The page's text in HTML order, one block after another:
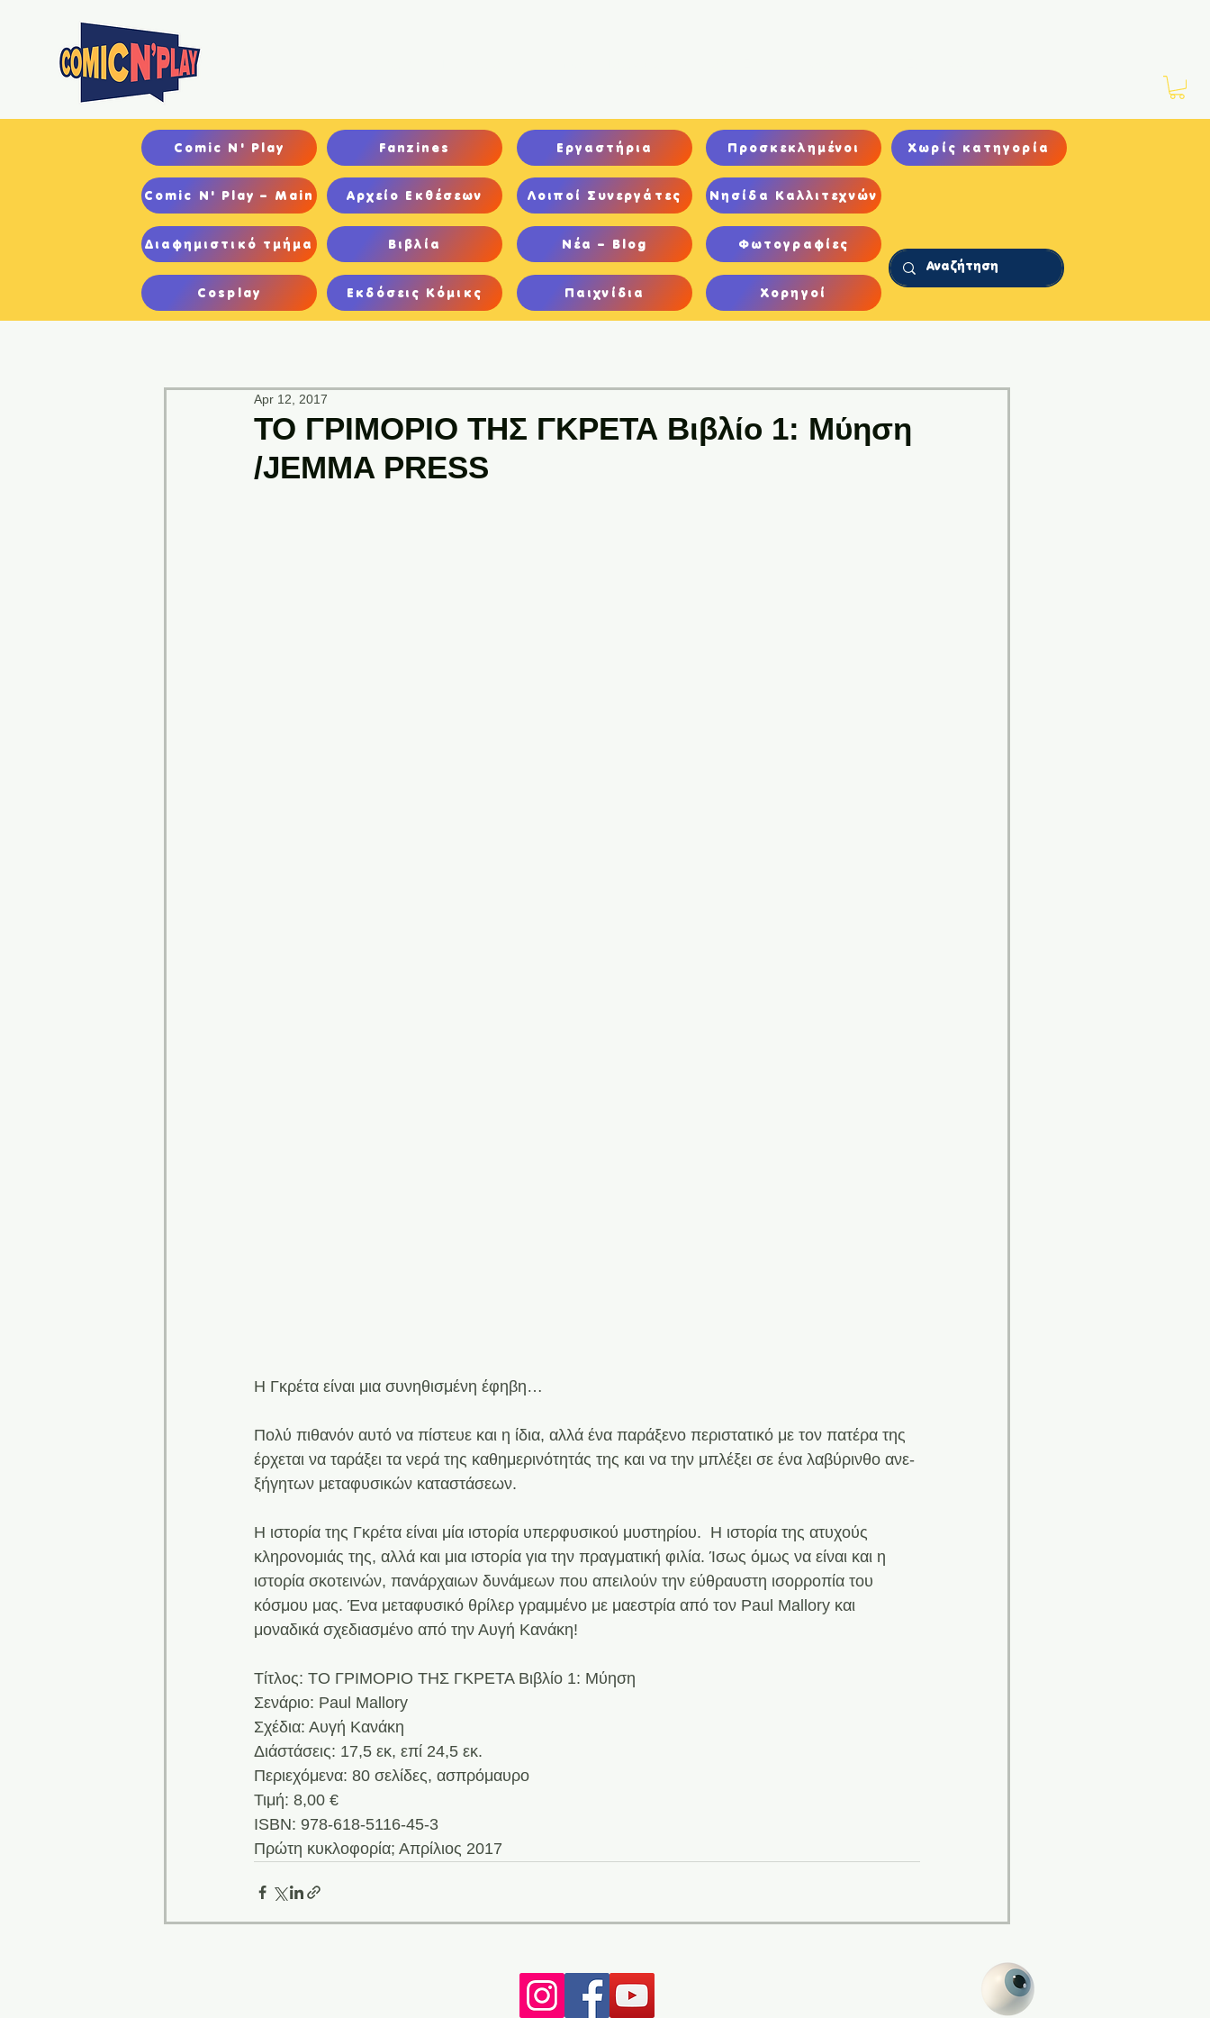
Comic N' Play Fanzines Εργαστήρια Προσκεκλημένοι Χωρίς κατηγορία
Comic N' Play – Main Αρχείο Εκθέσεων Λοιποί Συνεργάτες Νησίδα Καλλιτεχνών
Διαφημιστικό τμήμα Βιβλία
Cosplay Εκδόσεις Κόμικς
Νέα – Blog
Παιχνίδια
Φωτογραφίες
Χορηγοί
ΤΟ ΓΡΙΜΟΡΙΟ ΤΗΣ ΓΚΡΕΤΑ Βιβλίο 1: Μύηση
/JEMMA PRESS
Apr 12, 2017
Η Γκρέτα είναι μια συνηθισμένη έφηβη…
Πολύ πιθανόν αυτό να πίστευε και η ίδια, αλλά ένα παράξενο περιστατικό με τον πατέρα της
έρχεται να ταράξει τα νερά της καθημερινότητάς της και να την μπλέξει σε ένα λαβύρινθο ανε-
ξήγητων μεταφυσικών καταστάσεων.
Η ιστορία της Γκρέτα είναι μία ιστορία υπερφυσικού μυστηρίου.  Η ιστορία της ατυχούς
κληρονομιάς της, αλλά και μια ιστορία για την πραγματική φιλία. Ίσως όμως να είναι και η
ιστορία σκοτεινών, πανάρχαιων δυνάμεων που απειλούν την εύθραυστη ισορροπία του
κόσμου μας. Ένα μεταφυσικό θρίλερ γραμμένο με μαεστρία από τον Paul Mallory και
μοναδικά σχεδιασμένο από την Αυγή Κανάκη!
Τίτλος: ΤΟ ΓΡΙΜΟΡΙΟ ΤΗΣ ΓΚΡΕΤΑ Βιβλίο 1: Μύηση
Σενάριο: Paul Mallory
Σχέδια: Αυγή Κανάκη
Διάστάσεις: 17,5 εκ, επί 24,5 εκ.
Περιεχόμενα: 80 σελίδες, ασπρόμαυρο
Τιμή: 8,00 €
ISBN: 978-618-5116-45-3
Πρώτη κυκλοφορία; Απρίλιος 2017